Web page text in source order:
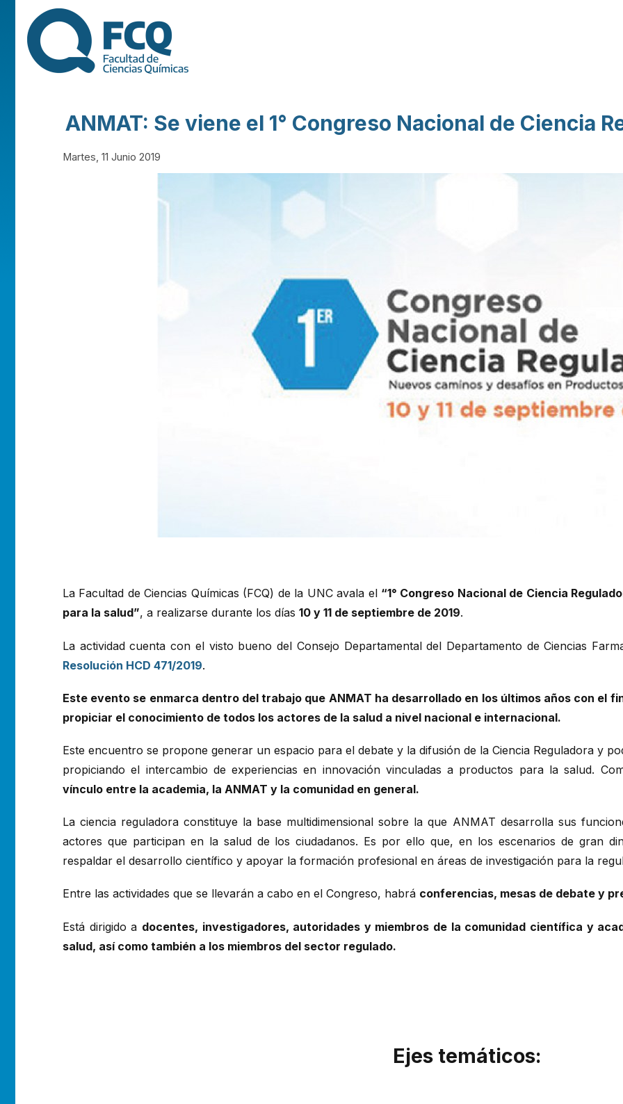
FACULTAD DE
CIENCIAS
QUÍMICAS DE
UNIVERSIDAD
ANMAT: Se viene el 1° Congreso Nacional de Ciencia
Martes, 11 Junio 2019
La Facultad de Ciencias Químicas (FCQ) de la UNC avala el “1° Congreso Nacional de Ciencia
para la salud”, a realizarse durante los días 10 y 11 de septiembre de 2019.
La actividad cuenta con el visto bueno del Consejo Departamental del Departamento de Ciencias
Resolución HCD 471/2019.
Este evento se enmarca dentro del trabajo que ANMAT ha desarrollado en los últimos años con el
propiciar el conocimiento de todos los actores de la salud a nivel nacional e internacional.
Este encuentro se propone generar un espacio para el debate y la difusión de la Ciencia Reguladora y
propiciando el intercambio de experiencias en innovación vinculadas a productos para la salud.
vínculo entre la academia, la ANMAT y la comunidad en general.
La ciencia reguladora constituye la base multidimensional sobre la que ANMAT desarrolla sus
actores que participan en la salud de los ciudadanos. Es por ello que, en los escenarios de gran
respaldar el desarrollo científico y apoyar la formación profesional en áreas de investigación para la
Entre las actividades que se llevarán a cabo en el Congreso, habrá conferencias, mesas de debate y
Está dirigido a docentes, investigadores, autoridades y miembros de la comunidad científica y
salud, así como también a los miembros del sector regulado.
Ejes temáticos: